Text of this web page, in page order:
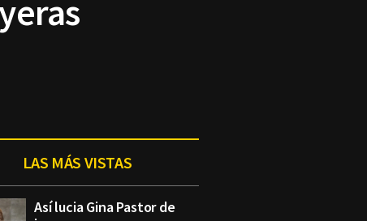
LAS MÁS VISTAS
Así lucia Gina Pastor de